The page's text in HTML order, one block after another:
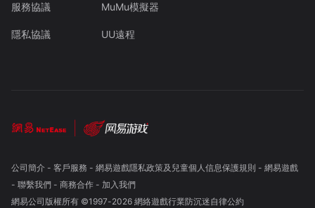
服務協議
隱私協議
MuMu模擬器
UU遠程
公司簡介- 客戶服務 - 網易遊戲隱私政策及兒童個人信息保護規則 - 網易遊戲
- 聯繫我們- 商務合作- 加入我們
網易公司版權所有 ©1997-2026 網絡遊戲行業防沉迷自律公約